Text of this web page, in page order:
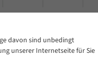
davon sind unbedingt
unserer Internetseite für Sie